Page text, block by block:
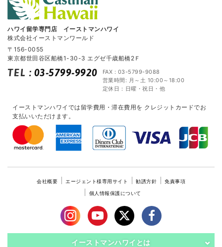
ハワイ留学専門店 イーストマンハワイ
株式会社イーストマンワールド
〒156-0055
東京都世田谷区船橋1-30-3 エグゼ千歳船橋2Ｆ
TEL : 03-5799-9920
FAX : 03-5799-9088
営業時間: 月～土 10:00～18:00
定休日：日曜・祝日・他
イーストマンハワイでは留学費用・滞在費用を クレジットカードでお
支払いいただけます。
会社概要 エージェント様専用サイト 勧誘方針
免責事項
個人情報保護について
イーストマンハワイとは